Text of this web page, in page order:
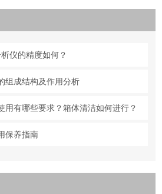
仪的精度如何？
组成结构及作用分析
用有哪些要求？箱体清洁如何进行？
保养指南